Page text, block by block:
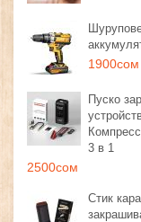
1900сом
Пуско
3 в 1
2500сом
Стик